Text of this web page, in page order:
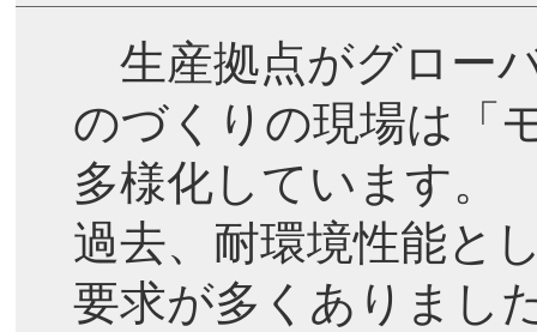
生産拠点がグロー
のづくりの現場は「
多様化しています。
過去、耐環境性能と
要求が多くありまし